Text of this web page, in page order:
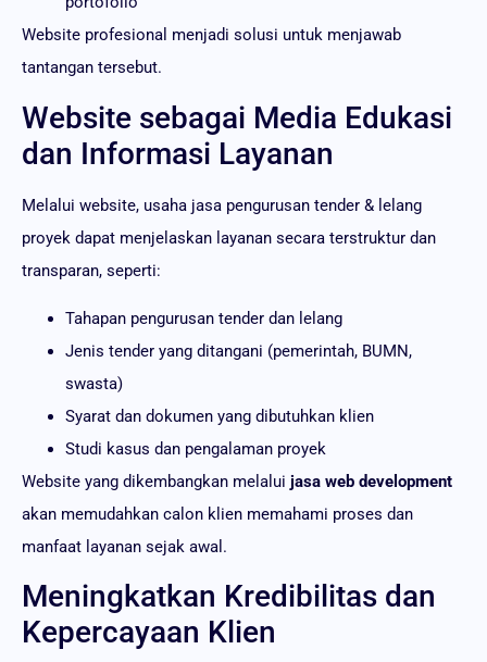
Website profesional menjadi solusi untuk menjawab
tantangan tersebut.
Website sebagai Media Edukasi
dan Informasi Layanan
Melalui website, usaha jasa pengurusan tender & lelang
proyek dapat menjelaskan layanan secara terstruktur dan
transparan, seperti:
Tahapan pengurusan tender dan lelang
Jenis tender yang ditangani (pemerintah, BUMN,
swasta)
Syarat dan dokumen yang dibutuhkan klien
Studi kasus dan pengalaman proyek
Website yang dikembangkan melalui jasa web development
akan memudahkan calon klien memahami proses dan
manfaat layanan sejak awal.
Meningkatkan Kredibilitas dan
Kepercayaan Klien